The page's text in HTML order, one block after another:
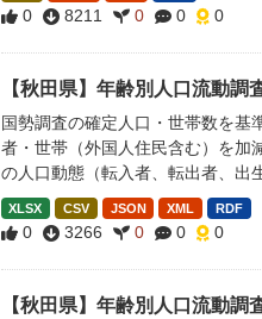
0 8211 0 0 0
【秋田県】年齢別人口流動調
国勢調査の確定人口・世帯数を基
者・世帯（外国人住民含む）を加
の人口動態（転入者、転出者、出
XLSX CSV JSON XML RDF
0 3266 0 0 0
【秋田県】年齢別人口流動